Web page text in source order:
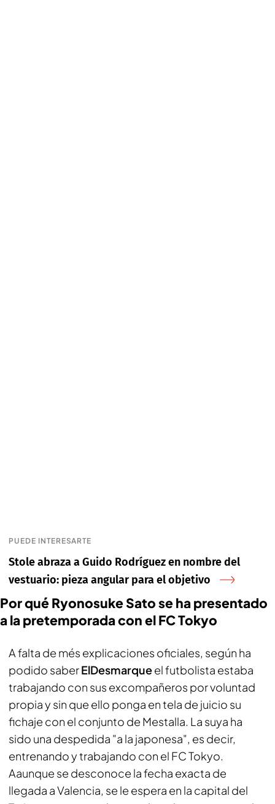
PUEDE INTERESARTE
Stole abraza a Guido Rodríguez en nombre del
vestuario: pieza angular para el objetivo
Por qué Ryonosuke Sato se ha presentado
a la pretemporada con el FC Tokyo
A falta de més explicaciones oficiales, según ha
podido saberElDesmarqueel futbolista estaba
trabajando con sus excompañeros por voluntad
propia y sin que ello ponga en tela de juicio su
fichaje con el conjunto de Mestalla. La suya ha
sido una despedida "a la japonesa", es decir,
entrenando y trabajando con el FC Tokyo.
Aaunque se desconoce la fecha exacta de
llegada a Valencia, se le espera en la capital del